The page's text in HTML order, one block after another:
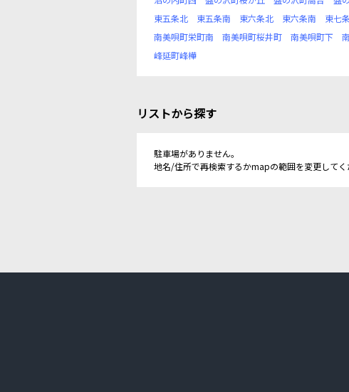
東五条北
東五条南 東六条北 東六条南 東七
南美唄町栄町南
南美唄町桜井町 南美唄町下
峰延町峰樺
リストから探す
駐車場がありません。
地名/住所で再検索するかmapの範囲を変更してく